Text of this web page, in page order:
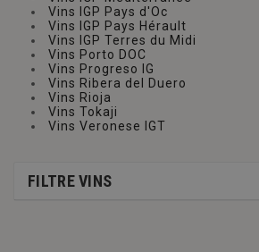
Vins IGP Pays d'Oc
Vins IGP Pays Hérault
Vins IGP Terres du Midi
Vins Porto DOC
Vins Progreso IG
Vins Ribera del Duero
Vins Rioja
Vins Tokaji
Vins Veronese IGT
FILTRE VINS